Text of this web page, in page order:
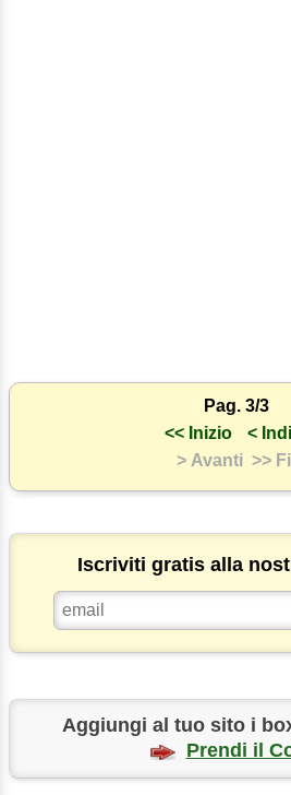
Pag. 3/3
<< Inizio
<
> Avanti >>
Iscriviti gratis alla
Aggiungi al tuo sito i
Prendi il